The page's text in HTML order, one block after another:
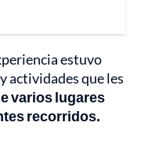
estuvo
actividades que les
varios lugares
recorridos.